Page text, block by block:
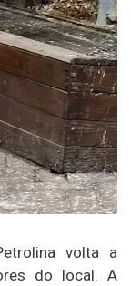
volta a
do local. A